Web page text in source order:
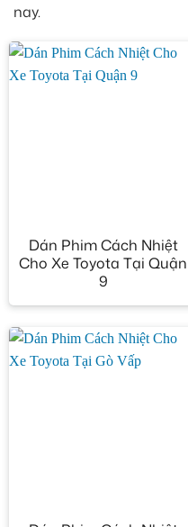
nay.
Dán Phim Cách Nhiệt
Cho Xe Toyota Tại Quận
9